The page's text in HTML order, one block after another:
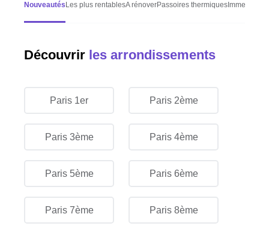
Nouveautés Les plus rentablesA rénoverPassoires thermiques Immeubles
Découvrir les arrondissements
Paris 1er Paris 2ème
Paris 3ème Paris 4ème
Paris 5ème Paris 6ème
Paris 7ème Paris 8ème